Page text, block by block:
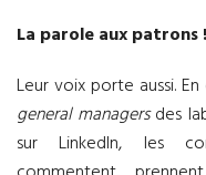
La parole aux patrons !
Leur voix porte aussi.
general managersdes
sur LinkedIn, les